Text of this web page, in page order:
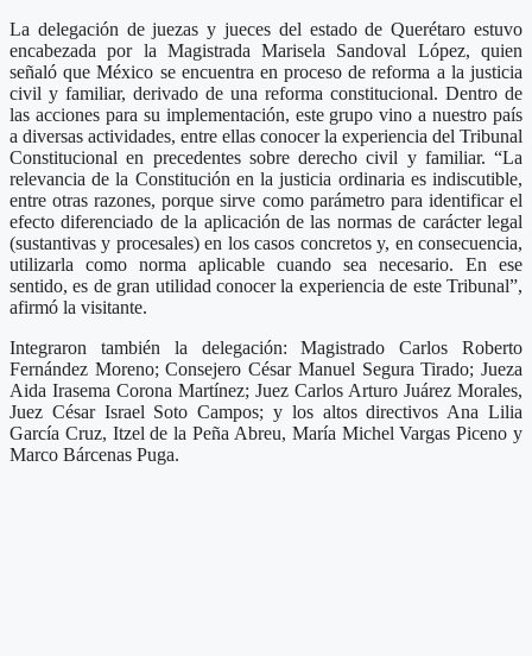
La delegación de juezas y jueces del estado de Querétaro estuvo
encabezada por la Magistrada Marisela Sandoval López, quien
señaló que México se encuentra en proceso de reforma a la justicia
civil y familiar, derivado de una reforma constitucional. Dentro de
las acciones para su implementación, este grupo vino a nuestro país
a diversas actividades, entre ellas conocer la experiencia del Tribunal
Constitucional en precedentes sobre derecho civil y familiar. “La
relevancia de la Constitución en la justicia ordinaria es indiscutible,
entre otras razones, porque sirve como parámetro para identificar el
efecto diferenciado de la aplicación de las normas de carácter legal
(sustantivas y procesales) en los casos concretos y, en consecuencia,
utilizarla como norma aplicable cuando sea necesario. En ese
sentido, es de gran utilidad conocer la experiencia de este Tribunal”,
afirmó la visitante.
Integraron también la delegación: Magistrado Carlos Roberto
Fernández Moreno; Consejero César Manuel Segura Tirado; Jueza
Aida Irasema Corona Martínez; Juez Carlos Arturo Juárez Morales,
Juez César Israel Soto Campos; y los altos directivos Ana Lilia
García Cruz, Itzel de la Peña Abreu, María Michel Vargas Piceno y
Marco Bárcenas Puga.